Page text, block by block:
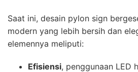
Saat ini, desain pylon sign
modern yang lebih bersih dan
elemennya meliputi:
Efisiensi, penggunaan LED